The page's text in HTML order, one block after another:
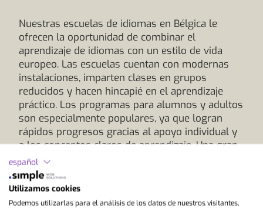
Nuestras escuelas de idiomas en Bélgica le
ofrecen la oportunidad de combinar el
aprendizaje de idiomas con un estilo de vida
europeo. Las escuelas cuentan con modernas
instalaciones, imparten clases en grupos
reducidos y hacen hincapié en el aprendizaje
práctico. Los programas para alumnos y adultos
son especialmente populares, ya que logran
rápidos progresos gracias al apoyo individual y
a los conceptos claros de aprendizaje. Una gran
ventaja es el carácter internacional del país. En
Bruselas, sede de las instituciones de la UE y de
numerosas empresas y ONG internacionales,
experimentará a diario cómo se utilizan los
español
Utilizamos cookies
Podemos utilizarlas para el análisis de los datos de nuestros visitantes,